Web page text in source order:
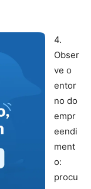
4.
Obser
ve o
entor
no do
empr
eendi
ment
o:
procu